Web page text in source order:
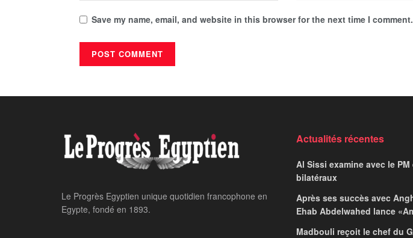
Save my name, email, and website in this browser for the next time I comment.
24 heures sur 24
Des trends qui sortent du lot